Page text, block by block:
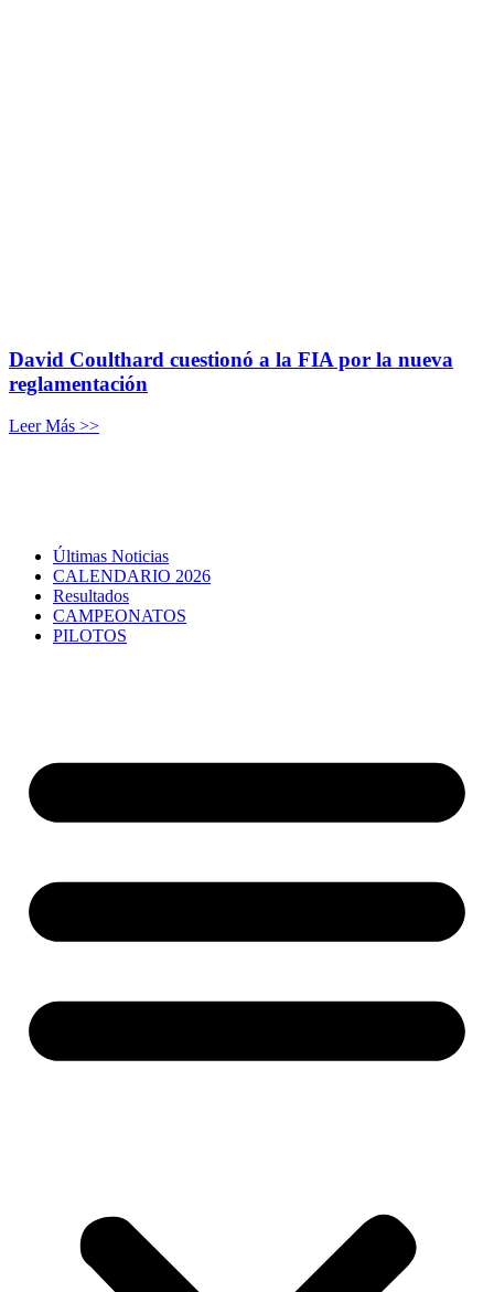
David Coulthard cuestionó a la FIA por la nueva
reglamentación
Leer Más >>
Últimas Noticias
CALENDARIO 2026
Resultados
CAMPEONATOS
PILOTOS